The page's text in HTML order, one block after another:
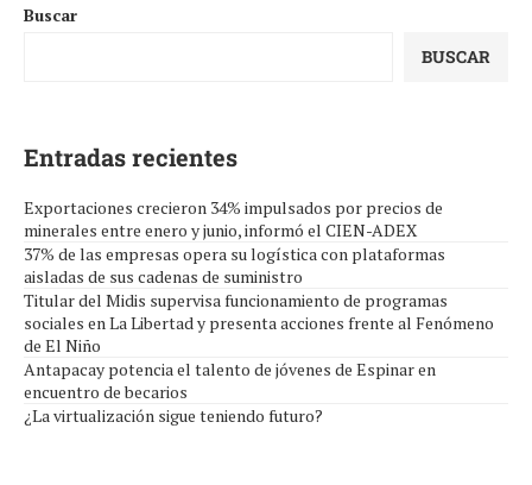
Buscar
BUSCAR
Entradas recientes
Exportaciones crecieron 34% impulsados por precios de
minerales entre enero y junio, informó el CIEN-ADEX
37% de las empresas opera su logística con plataformas
aisladas de sus cadenas de suministro
Titular del Midis supervisa funcionamiento de programas
sociales en La Libertad y presenta acciones frente al Fenómeno
de El Niño
Antapacay potencia el talento de jóvenes de Espinar en
encuentro de becarios
¿La virtualización sigue teniendo futuro?